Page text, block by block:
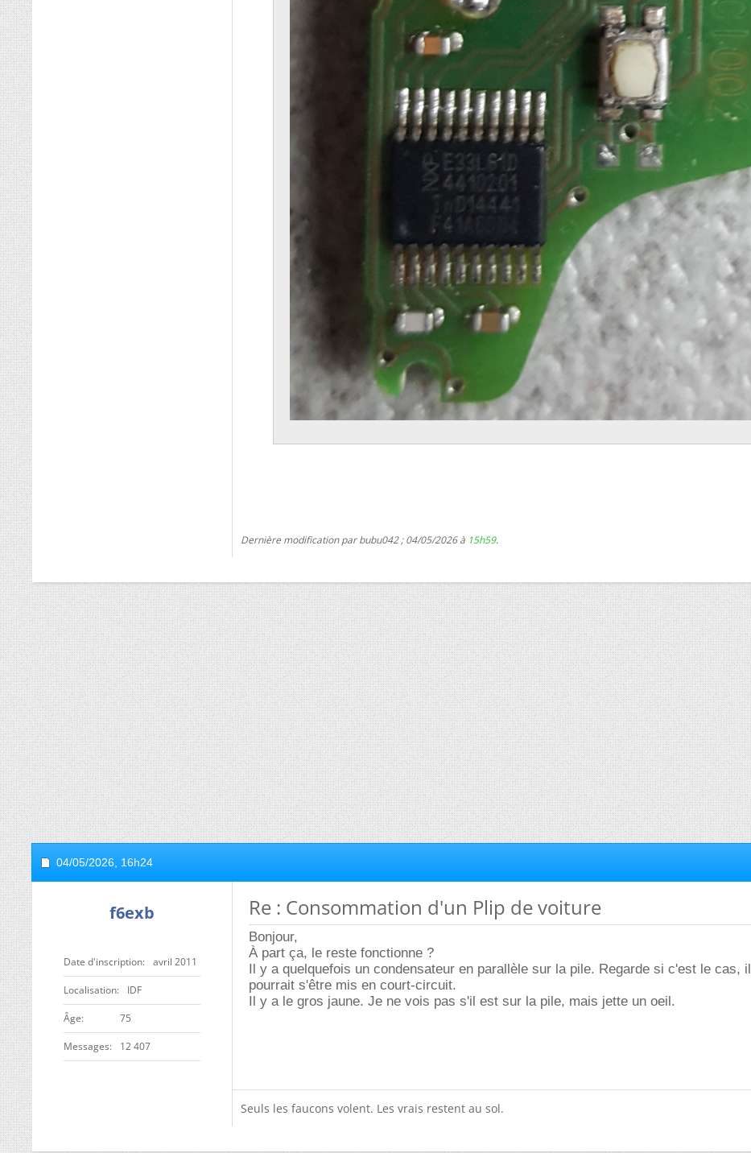
Dernière modification par bubu042 ; 04/05/2026 à 15h59.
04/05/2026, 16h24
f6exb
Date d'inscription avril 2011
Localisation IDF
ge 75
Messages 12 407
Re : Consommation d'un Plip de voiture
Bonjour,
À part ça, le reste fonctionne ?
Il y a quelquefois un condensateur en parallèle sur la pile. Regarde si c'est le cas, il
pourrait s'être mis en court-circuit.
Il y a le gros jaune. Je ne vois pas s'il est sur la pile, mais jette un oeil.
Seuls les faucons volent. Les vrais restent au sol.